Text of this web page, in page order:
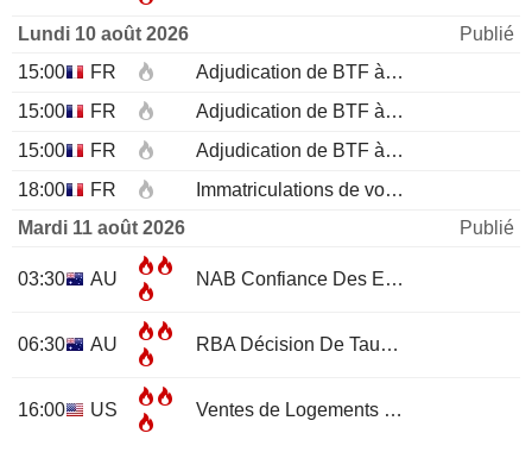
Lundi 10 août 2026
Publié
15:00
FR
Adjudication de BTF à 12 mois
15:00
FR
Adjudication de BTF à 6 mois
15:00
FR
Adjudication de BTF à 3 mois
18:00
FR
Immatriculations de voitures neuves (annuelles)
Mardi 11 août 2026
Publié
03:30 AU NAB Confiance Des Entreprises
06:30 AU RBA Décision De Taux D'Intérêt
16:00 US Ventes de Logements Existants